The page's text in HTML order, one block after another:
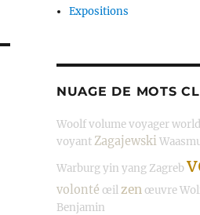
Expositions
NUAGE DE MOTS
Woolfvolumevoyager
voyantZagajewski
Warburgyin yang Zagreb
volonté œilzen œuvre
Benjamin